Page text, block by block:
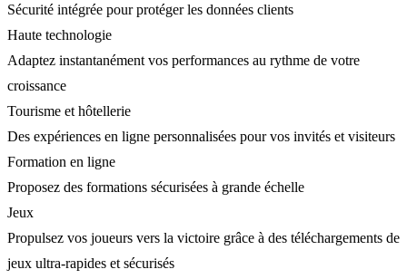
Sécurité intégrée pour protéger les données clients
Haute technologie
Adaptez instantanément vos performances au rythme de votre
croissance
Tourisme et hôtellerie
Des expériences en ligne personnalisées pour vos invités et visiteurs
Formation en ligne
Proposez des formations sécurisées à grande échelle
Jeux
Propulsez vos joueurs vers la victoire grâce à des téléchargements de
jeux ultra-rapides et sécurisés